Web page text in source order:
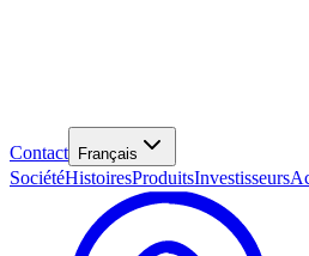
Contact Français
SociétéHistoiresProduitsInvestisseurs